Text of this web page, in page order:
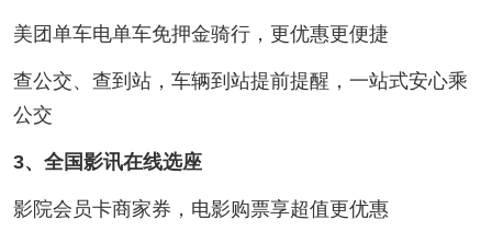
美团单车电单车免押金骑行，更优惠更便捷
查公交、查到站，车辆到站提前提醒，一站式安心乘
公交
3、全国影讯在线选座
影院会员卡商家券，电影购票享超值更优惠